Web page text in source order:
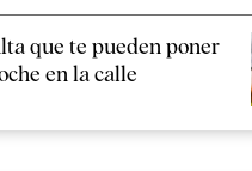
que te pueden poner
en la calle